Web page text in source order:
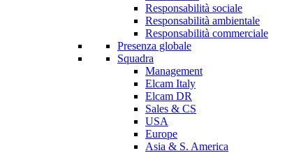
Responsabilità sociale
Responsabilità ambientale
Responsabilità commerciale
Presenza globale
Squadra
Management
Elcam Italy
Elcam DR
Sales & CS
USA
Europe
Asia & S. America